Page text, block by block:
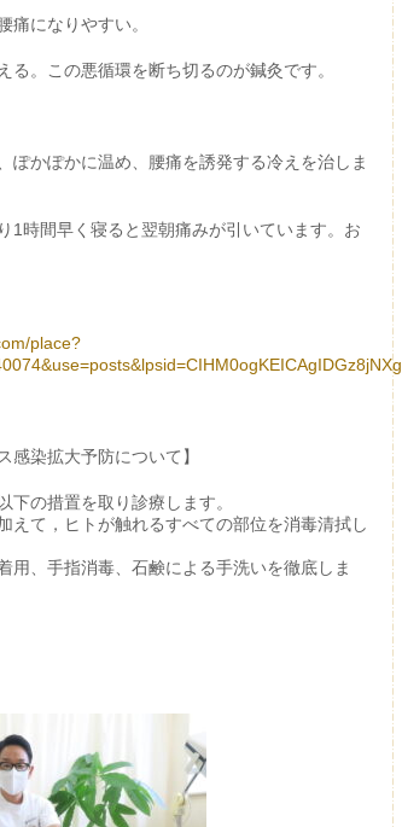
痛になりやすい。
る。この悪循環を断ち切るのが鍼灸です。
ぽかぽかに温め、腰痛を誘発する冷えを治しま
1時間早く寝ると翌朝痛みが引いています。お
place?
感染拡大予防について】
下の措置を取り診療します。
えて，ヒトが触れるすべての部位を消毒清拭し
用、手指消毒、石鹸による手洗いを徹底しま